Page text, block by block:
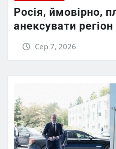
Росія, ймовірно,
анексувати
Сер 7, 2026